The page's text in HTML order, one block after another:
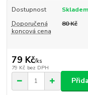
Dostupnost
Skladem
Doporučená
koncová cena
80 Kč
79 Kč/ks
79 Kč bez DPH